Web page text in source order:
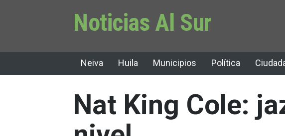
Noticias Al Sur
Neiva Huila Municipios Política
Nat King Cole: